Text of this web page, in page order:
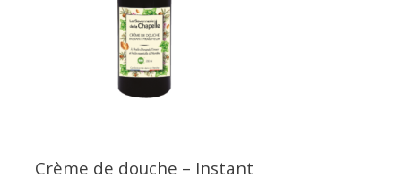
Crème de douche – Instant